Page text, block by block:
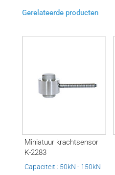
Gerelateerde producten
Miniatuur krachtsensor
K-2283
Capaciteit : 50kN - 150kN